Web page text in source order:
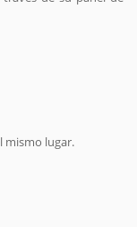
mismo lugar.